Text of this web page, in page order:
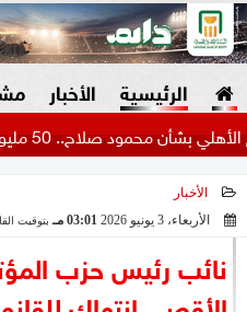
الرئيسية الأخبار
السياسة
الرئاسة
50 مليون جنيه...
الأخبار
الأربعاء، 3 يونيو 2026
03:01 مـ بتوقيت
نائب رئيس حزب